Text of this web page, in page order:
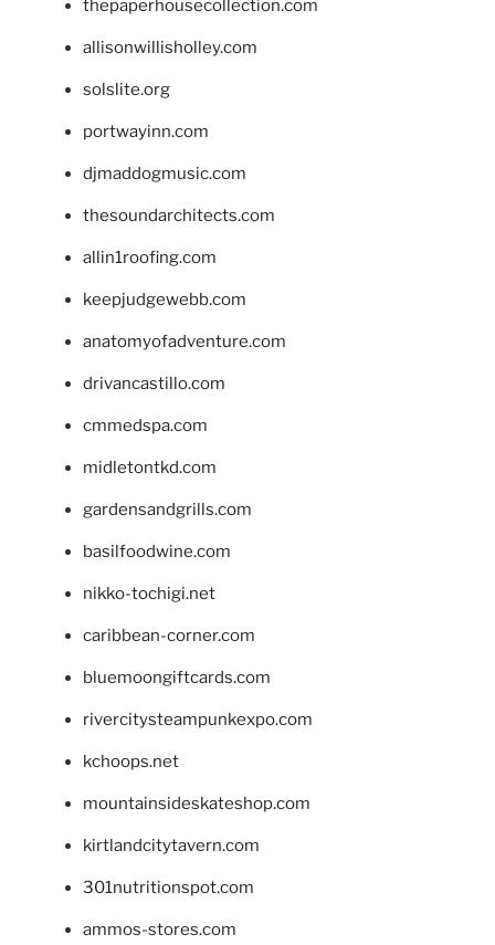
thepaperhousecollection.com
allisonwillisholley.com
solslite.org
portwayinn.com
djmaddogmusic.com
thesoundarchitects.com
allin1roofing.com
keepjudgewebb.com
anatomyofadventure.com
drivancastillo.com
cmmedspa.com
midletontkd.com
gardensandgrills.com
basilfoodwine.com
nikko-tochigi.net
caribbean-corner.com
bluemoongiftcards.com
rivercitysteampunkexpo.com
kchoops.net
mountainsideskateshop.com
kirtlandcitytavern.com
301nutritionspot.com
ammos-stores.com